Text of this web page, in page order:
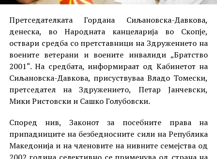
Претседателката Гордана Сиљановска-Давкова,
денеска, во Народната канцеларија во Скопје,
оствари средба со претставници на Здружението на
воените ветерани и воените инвалиди „Братство
2001“. На средбата, информираат од Кабинетот на
Сиљановска-Давкова, присуствуваа Владо Томески,
претседател на Здружението, Петар Јанчевски,
Мики Ристовски и Сашко Голубовски.
Според нив, Законот за посебните права на
припадниците на безбедносните сили на Република
Македонија и на членовите на нивните семејства од